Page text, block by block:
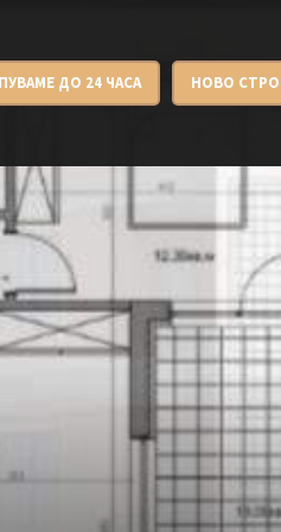
ДО 24 ЧАСА НОВО